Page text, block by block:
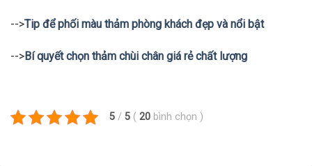
-->Tip để phối màu thảm phòng khách đẹp và nổi bật
-->Bí quyết chọn thảm chùi chân giá rẻ chất lượng
5 / 5 ( 20 bình chọn )